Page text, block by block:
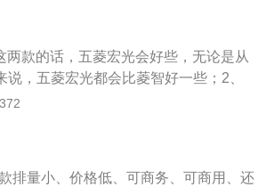
功率122马力，峰值扭矩为138牛·
自然吸气发动机，最大功率83马力，
排放。传动系统均匹配一台5速手动变
和中小企业、以及市、县乡基层政府
车需求。
款的话，五菱宏光会好些，无论是从
，五菱宏光都会比菱智好一些；2、
的全国网点超2600家，售后保养是有
质量有保证；4、5090*1780*1925的
而且在同等级的车油耗小，8.4个。
排量小、价格低、可商务、可商用、还